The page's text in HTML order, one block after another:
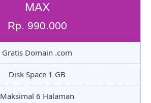
MAX
Rp. 990.000
Gratis Domain .com
Disk Space 1 GB
Maksimal 6 Halaman